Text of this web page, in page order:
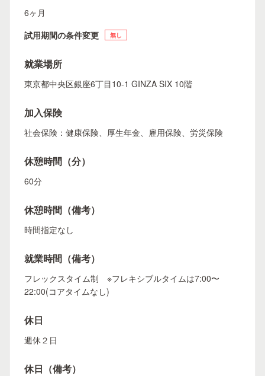
6ヶ月
試用期間の条件変更
無し
就業場所
東京都中央区銀座6丁目10-1 GINZA SIX 10階
加入保険
社会保険：健康保険、厚生年金、雇用保険、労災保険
休憩時間（分）
60分
休憩時間（備考）
時間指定なし
就業時間（備考）
フレックスタイム制 ※フレキシブルタイムは7:00〜
22:00(コアタイムなし)
休日
週休２日
休日（備考）